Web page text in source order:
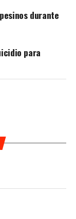
durante
para